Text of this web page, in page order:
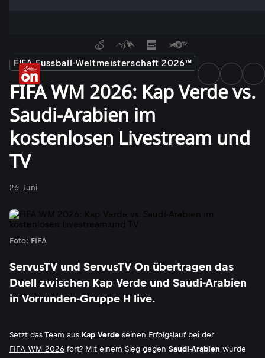
FIFA Fussball-Weltmeisterschaft 2026™
FIFA WM 2026: Kap Verde vs.
Saudi-Arabien im
kostenlosen Livestream und
TV
26. Juni
Foto: FIFA
ServusTV und ServusTV On übertragen das
Duell zwischen Kap Verde und Saudi-Arabien
in Vorrunden-Gruppe H live.
Setzt das Team aus Kap Verde seinen Erfolgslauf bei der
FIFA WM 2026 fort? Mit einem Sieg gegen Saudi-Arabien würde